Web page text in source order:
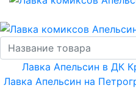
Лавка Апельсин в ДК
Лавка Апельсин на